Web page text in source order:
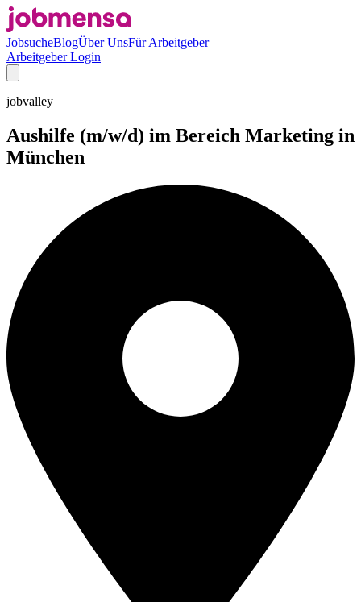
JobsucheBlogÜber UnsFür Arbeitgeber
Arbeitgeber Login
jobvalley
Aushilfe (m/w/d) im Bereich Marketing in
München